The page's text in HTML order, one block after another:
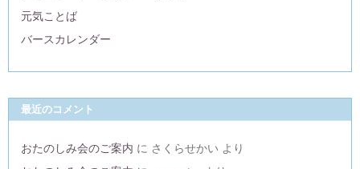
元気ことば
バースカレンダー
最近のコメント
おたのしみ会のご案内 に さくらせかい より